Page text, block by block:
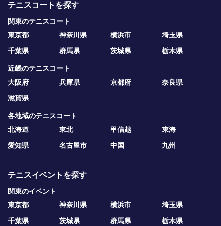
テニスコートを探す
関東のテニスコート
東京都
神奈川県 横浜市
埼玉県
千葉県
群馬県 茨城県 栃木県
近畿のテニスコート
大阪府
兵庫県 京都府
奈良県
滋賀県
各地域のテニスコート
北海道
東北 甲信越
東海
愛知県
名古屋市 中国 九州
テニスイベントを探す
関東のイベント
東京都
神奈川県 横浜市
埼玉県
千葉県
茨城県 群馬県 栃木県